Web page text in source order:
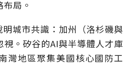
局。
城市共識：加州（洛杉磯與
視。矽谷的AI與半導體人才庫
灣地區聚集美國核心國防工